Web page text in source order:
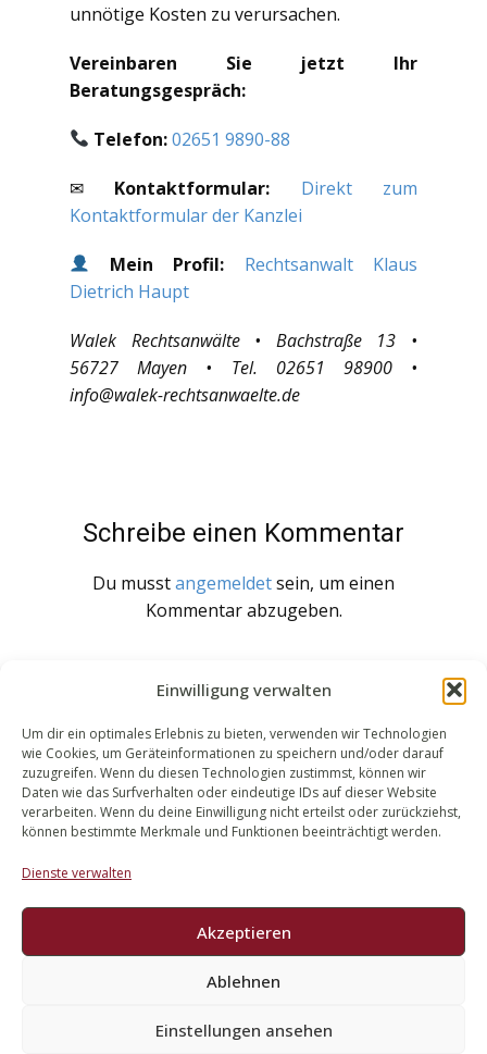
Einwilligung verwalten
Um dir ein optimales Erlebnis zu bieten, verwenden wir Technologien
wie Cookies, um Geräteinformationen zu speichern und/oder darauf
zuzugreifen. Wenn du diesen Technologien zustimmst, können wir
Daten wie das Surfverhalten oder eindeutige IDs auf dieser Website
verarbeiten. Wenn du deine Einwilligung nicht erteilst oder zurückziehst,
können bestimmte Merkmale und Funktionen beeinträchtigt werden.
Dienste verwalten
Akzeptieren
Ablehnen
Einstellungen ansehen
unnötige Kosten zu verursachen.
Vereinbaren Sie jetzt Ihr
Beratungsgespräch:
Telefon:02651 9890-88
✉ Kontaktformular:
Direkt zum
Kontaktformular der Kanzlei
Mein Profil:
Rechtsanwalt Klaus
Dietrich Haupt
Walek Rechtsanwälte • Bachstraße 13 •
56727 Mayen • Tel. 02651 98900 •
info@walek-rechtsanwaelte.de
Schreibe einen Kommentar
Du musstangemeldetsein, um einen
Kommentar abzugeben.
WALEK RECHTSANWÄLT​​E
Bachstraße 13
56727 Mayen
02651 98 900
info@walek-rechtsanwaelte.de